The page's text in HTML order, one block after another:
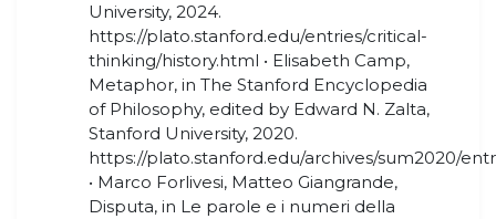
University, 2024.
https://plato.stanford.edu/entries/critical-
thinking/history.html • Elisabeth Camp,
Metaphor, in The Stanford Encyclopedia
of Philosophy, edited by Edward N. Zalta,
Stanford University, 2020.
https://plato.stanford.edu/archives/sum2020/
• Marco Forlivesi, Matteo Giangrande,
Disputa, in Le parole e i numeri della